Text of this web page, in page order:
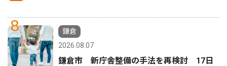
8
鎌倉
2026.08.07
鎌倉市 新庁舎整備の手法を再検討 17日